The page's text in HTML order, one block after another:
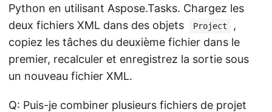
Python en utilisant Aspose.Tasks. Chargez les
deux fichiers XML dans des objets
Project
,
copiez les tâches du deuxième fichier dans le
premier, recalculer et enregistrez la sortie sous
un nouveau fichier XML.
Q: Puis-je combiner plusieurs fichiers de projet